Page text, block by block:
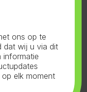
ons op te
dat wij u via dit
informatie
elk moment